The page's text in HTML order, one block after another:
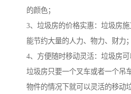
的颜色；
3、垃圾房的价格实惠：垃圾房
能节约大量的人力、物力、财力；
4、方便随时移动灵活：垃圾房
垃圾房只要一个叉车或者一个吊
物件的情况下就可以灵活的移动